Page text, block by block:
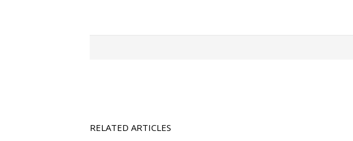
RELATED ARTICLES